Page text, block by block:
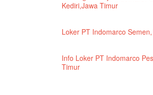
Kediri,Jawa Timur
Loker PT Indomarco
Info Loker PT Indomarco
Timur